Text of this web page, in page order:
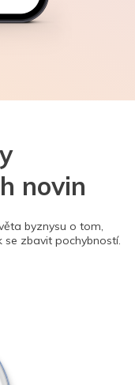
novin
byznysu o tom,
zbavit pochybností.